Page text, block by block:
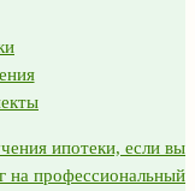
ипотеки, если вы
на профессиональный